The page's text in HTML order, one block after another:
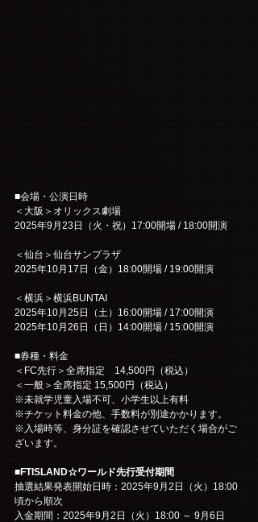
■会場・公演日時
＜大阪＞オリックス劇場
2025年9月23日（火・祝）17:00開場 / 18:00開演
＜仙台＞仙台サンプラザ
2025年10月17日（金）18:00開場 / 19:00開演
＜横浜＞横浜BUNTAI
2025年10月25日（土）16:00開場 / 17:00開演
2025年10月26日（日）14:00開場 / 15:00開演
■券種・料金
＜FC先行＞全席指定　14,500円（税込）
＜一般＞全席指定 15,500円（税込）
※未就学児童入場不可、小学生以上有料
※チケット料金の他、手数料が別途かかります。
※入場時等、身分証を確認させていただく場合がご
ざいます。
■FTISLAND☆ワールド先行受付期間
抽選結果発表開始日時：2025年9月2日（火）18:00
頃から順次
入金期間：2025年9月2日（火）18:00 ～ 9月6日